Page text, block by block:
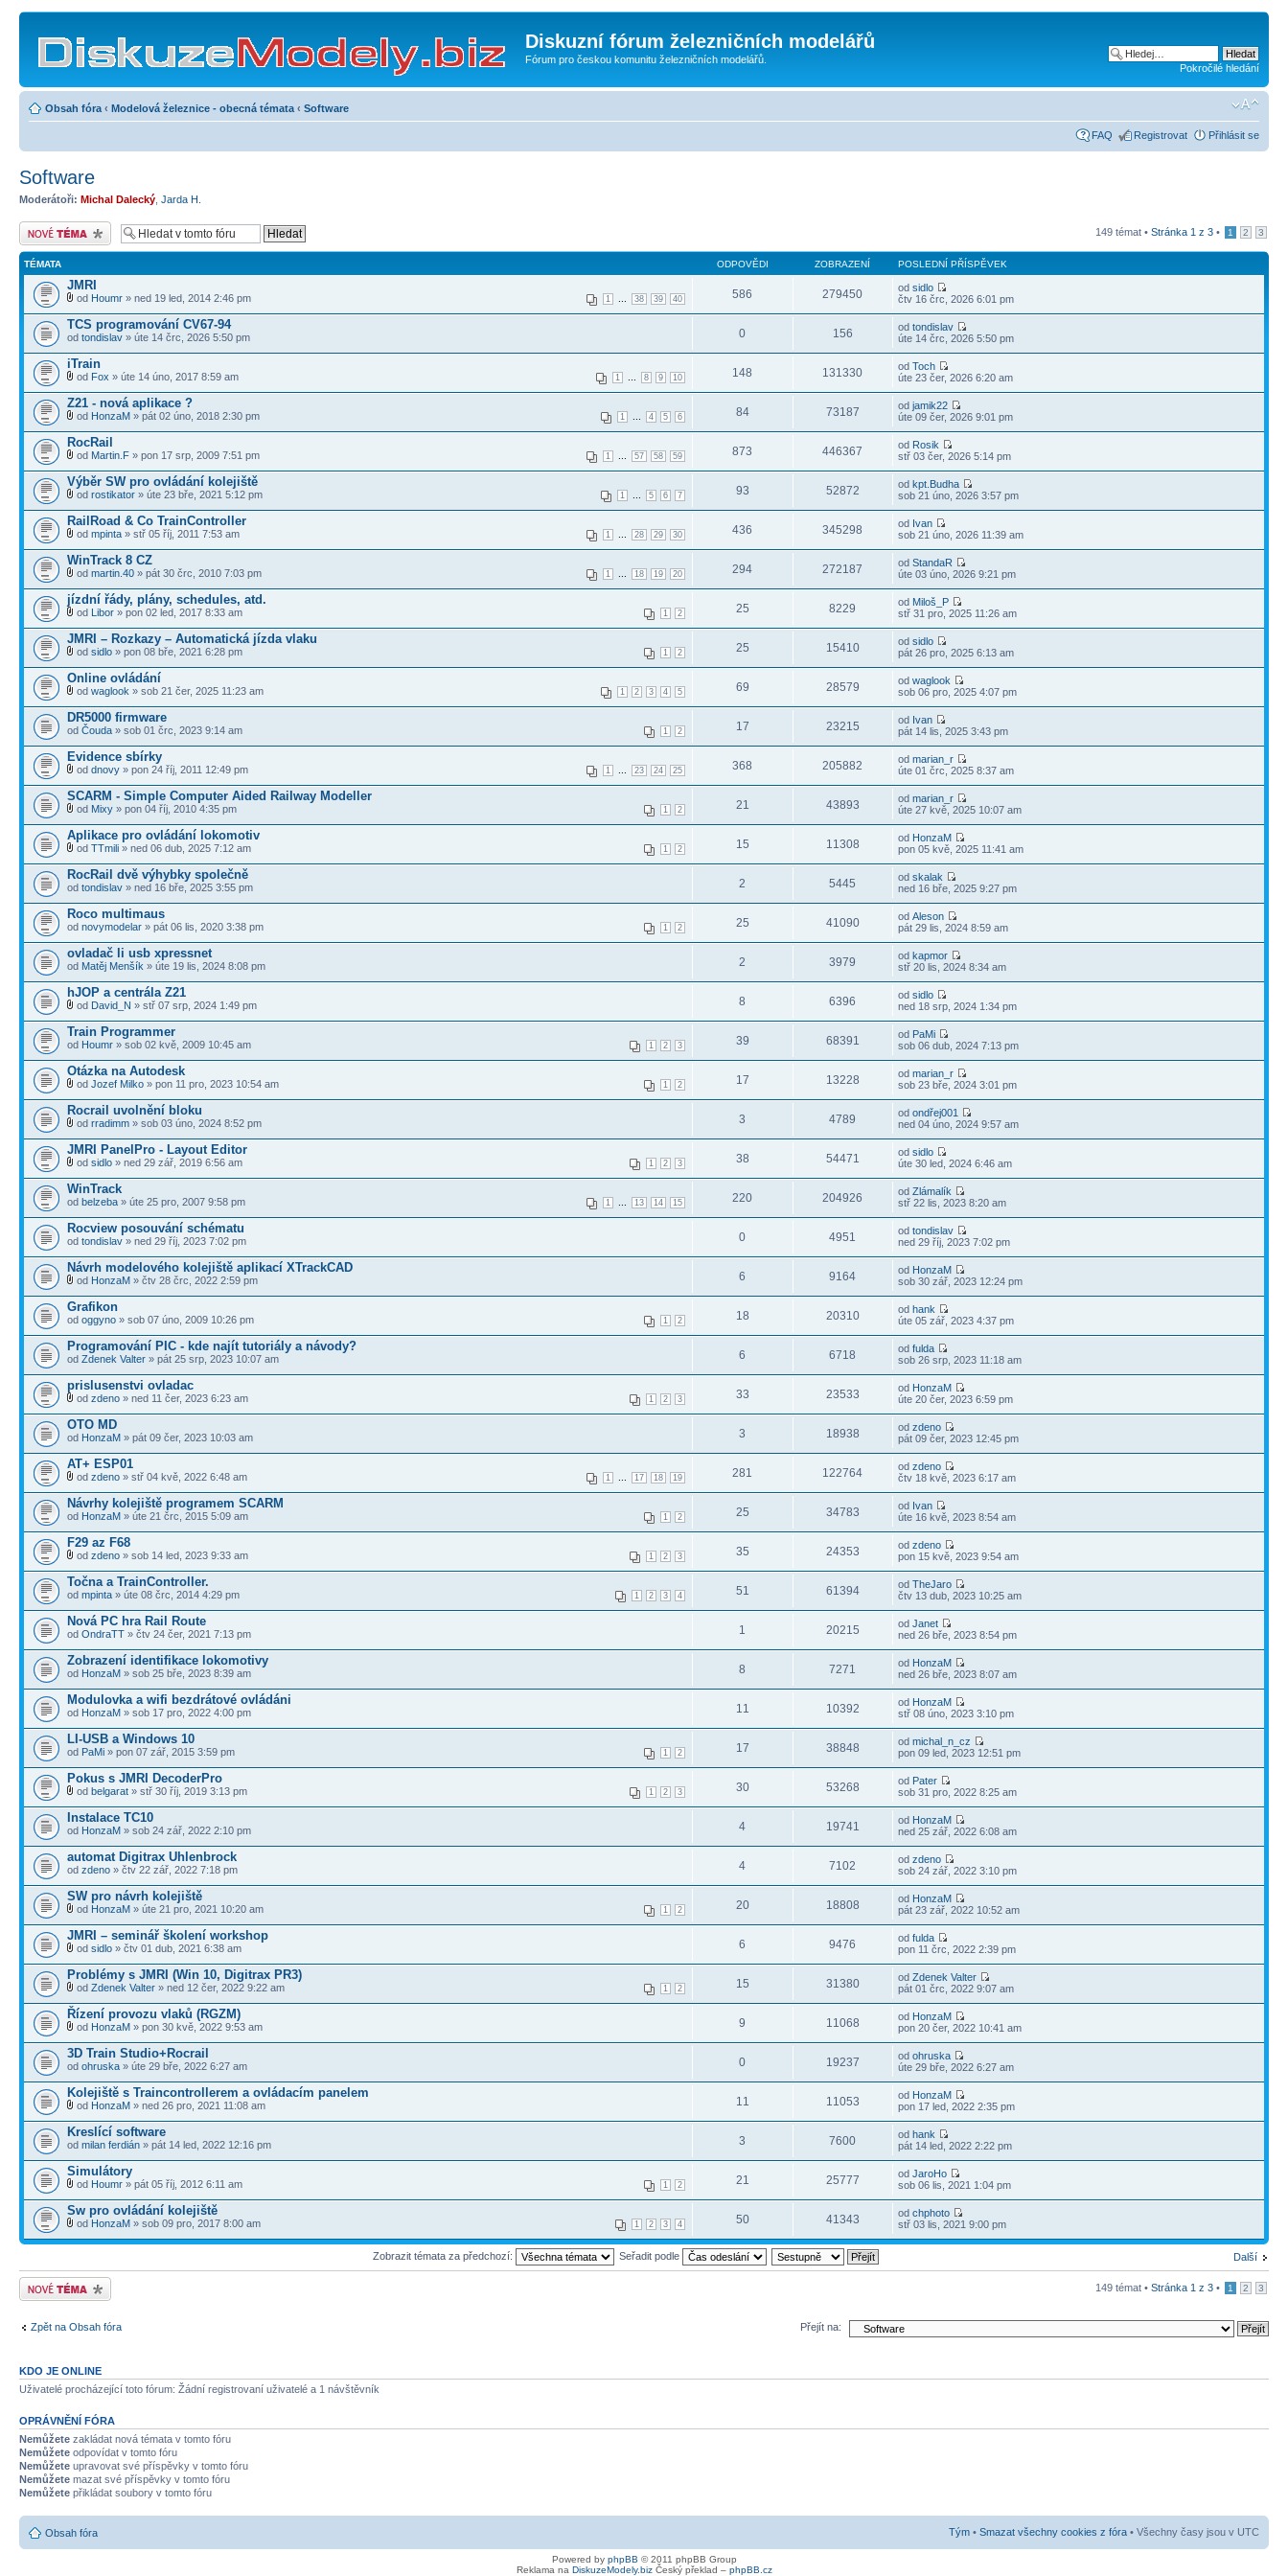
Diskuzní fórum železničních modelářů
Fórum pro českou komunitu železničních modelářů.
Pokročilé hledání
Obsah fóra ‹ Modelová železnice - obecná témata ‹ Software
FAQ Registrovat Přihlásit se
Software
Moderátoři: Michal Dalecký Jarda H.
Odeslat nové téma 149 témat • Stránka 1 z 3 • 1 2 3
TÉMATA ODPOVĚDI ZOBRAZENÍ POSLEDNÍ PŘÍSPĚVEK
JMRI
1 38 39 40
od Houmr » ned 19 led, 2014 2:46 pm 586 279450 odsidlo
čtv 16 črc, 2026 6:01 pm
TCS programování CV67-94
od tondislav » úte 14 črc, 2026 5:50 pm 0 156 odtondislav
úte 14 črc, 2026 5:50 pm
iTrain
1 8 9 10
od Fox » úte 14 úno, 2017 8:59 am 148 131330 odToch
úte 23 čer, 2026 6:20 am
Z21 - nová aplikace ?
1 4 5 6
od HonzaM » pát 02 úno, 2018 2:30 pm 84 73187 odjamik22
úte 09 čer, 2026 9:01 pm
RocRail
1 57 58 59
od Martin.F » pon 17 srp, 2009 7:51 pm 873 446367 od Rosik
stř 03 čer, 2026 5:14 pm
Výběr SW pro ovládání kolejiště
1 5 6 7
od rostikator » úte 23 bře, 2021 5:12 pm 93 52872 odkpt.Budha
sob 21 úno, 2026 3:57 pm
RailRoad & Co TrainController
1 28 29 30
od mpinta » stř 05 říj, 2011 7:53 am 436 345298 od Ivan
sob 21 úno, 2026 11:39 am
WinTrack 8 CZ
1 18 19 20
od martin.40 » pát 30 črc, 2010 7:03 pm 294 272187 odStandaR
úte 03 úno, 2026 9:21 pm
jízdní řády, plány, schedules, atd.
1 2
od Libor » pon 02 led, 2017 8:33 am 25 8229 od Miloš_P
stř 31 pro, 2025 11:26 am
JMRI – Rozkazy – Automatická jízda vlaku
1 2
od sidlo » pon 08 bře, 2021 6:28 pm 25 15410 odsidlo
pát 26 pro, 2025 6:13 am
Online ovládání
1 2 3 4 5
od waglook » sob 21 čer, 2025 11:23 am 69 28579 odwaglook
sob 06 pro, 2025 4:07 pm
DR5000 firmware
1 2
od Čouda » sob 01 črc, 2023 9:14 am 17 23215 od Ivan
pát 14 lis, 2025 3:43 pm
Evidence sbírky
1 23 24 25
od dnovy » pon 24 říj, 2011 12:49 pm 368 205882 odmarian_r
úte 01 črc, 2025 8:37 am
SCARM - Simple Computer Aided Railway Modeller
1 2
od Mixy » pon 04 říj, 2010 4:35 pm 21 43893 odmarian_r
úte 27 kvě, 2025 10:07 am
Aplikace pro ovládání lokomotiv
1 2
od TTmili » ned 06 dub, 2025 7:12 am 15 11308 od HonzaM
pon 05 kvě, 2025 11:41 am
RocRail dvě výhybky společně
od tondislav » ned 16 bře, 2025 3:55 pm 2 5445 odskalak
ned 16 bře, 2025 9:27 pm
Roco multimaus
1 2
od novymodelar » pát 06 lis, 2020 3:38 pm 25 41090 odAleson
pát 29 lis, 2024 8:59 am
ovladač li usb xpressnet
od Matěj Menšík » úte 19 lis, 2024 8:08 pm 2 3979 odkapmor
stř 20 lis, 2024 8:34 am
hJOP a centrála Z21
od David_N » stř 07 srp, 2024 1:49 pm 8 6396 odsidlo
ned 18 srp, 2024 1:34 pm
Train Programmer
1 2 3
od Houmr » sob 02 kvě, 2009 10:45 am 39 68391 od PaMi
sob 06 dub, 2024 7:13 pm
Otázka na Autodesk
1 2
od Jozef Milko » pon 11 pro, 2023 10:54 am 17 13228 odmarian_r
sob 23 bře, 2024 3:01 pm
Rocrail uvolnění bloku
od rradimm » sob 03 úno, 2024 8:52 pm 3 4789 odondřej001
ned 04 úno, 2024 9:57 am
JMRI PanelPro - Layout Editor
1 2 3
od sidlo » ned 29 zář, 2019 6:56 am 38 54471 odsidlo
úte 30 led, 2024 6:46 am
WinTrack
1 13 14 15
od belzeba » úte 25 pro, 2007 9:58 pm 220 204926 odZlámalík
stř 22 lis, 2023 8:20 am
Rocview posouvání schématu
od tondislav » ned 29 říj, 2023 7:02 pm 0 4951 odtondislav
ned 29 říj, 2023 7:02 pm
Návrh modelového kolejiště aplikací XTrackCAD
od HonzaM » čtv 28 črc, 2022 2:59 pm 6 9164 od HonzaM
sob 30 zář, 2023 12:24 pm
Grafikon
1 2
od oggyno » sob 07 úno, 2009 10:26 pm 18 20310 odhank
úte 05 zář, 2023 4:37 pm
Programování PIC - kde najít tutoriály a návody?
od Zdenek Valter » pát 25 srp, 2023 10:07 am 6 6718 odfulda
sob 26 srp, 2023 11:18 am
prislusenstvi ovladac
1 2 3
od zdeno » ned 11 čer, 2023 6:23 am 33 23533 od HonzaM
úte 20 čer, 2023 6:59 pm
OTO MD
od HonzaM » pát 09 čer, 2023 10:03 am 3 18938 odzdeno
pát 09 čer, 2023 12:45 pm
AT+ ESP01
1 17 18 19
od zdeno » stř 04 kvě, 2022 6:48 am 281 122764 odzdeno
čtv 18 kvě, 2023 6:17 am
Návrhy kolejiště programem SCARM
1 2
od HonzaM » úte 21 črc, 2015 5:09 am 25 34783 od Ivan
úte 16 kvě, 2023 8:54 am
F29 az F68
1 2 3
od zdeno » sob 14 led, 2023 9:33 am 35 24353 odzdeno
pon 15 kvě, 2023 9:54 am
Točna a TrainController.
1 2 3 4
od mpinta » úte 08 črc, 2014 4:29 pm 51 61394 odTheJaro
čtv 13 dub, 2023 10:25 am
Nová PC hra Rail Route
od OndraTT » čtv 24 čer, 2021 7:13 pm 1 20215 odJanet
ned 26 bře, 2023 8:54 pm
Zobrazení identifikace lokomotivy
od HonzaM » sob 25 bře, 2023 8:39 am 8 7271 od HonzaM
ned 26 bře, 2023 8:07 am
Modulovka a wifi bezdrátové ovládáni
od HonzaM » sob 17 pro, 2022 4:00 pm 11 10392 od HonzaM
stř 08 úno, 2023 3:10 pm
LI-USB a Windows 10
1 2
od PaMi » pon 07 zář, 2015 3:59 pm 17 38848 odmichal_n_cz
pon 09 led, 2023 12:51 pm
Pokus s JMRI DecoderPro
1 2 3
od belgarat » stř 30 říj, 2019 3:13 pm 30 53268 od Pater
sob 31 pro, 2022 8:25 am
Instalace TC10
od HonzaM » sob 24 zář, 2022 2:10 pm 4 19741 od HonzaM
ned 25 zář, 2022 6:08 am
automat Digitrax Uhlenbrock
od zdeno » čtv 22 zář, 2022 7:18 pm 4 7102 odzdeno
sob 24 zář, 2022 3:10 pm
SW pro návrh kolejiště
1 2
od HonzaM » úte 21 pro, 2021 10:20 am 20 18808 od HonzaM
pát 23 zář, 2022 10:52 am
JMRI – seminář školení workshop
od sidlo » čtv 01 dub, 2021 6:38 am 6 9476 odfulda
pon 11 črc, 2022 2:39 pm
Problémy s JMRI (Win 10, Digitrax PR3)
1 2
od Zdenek Valter » ned 12 čer, 2022 9:22 am 15 31380 odZdenek Valter
pát 01 črc, 2022 9:07 am
Řízení provozu vlaků (RGZM)
od HonzaM » pon 30 kvě, 2022 9:53 am 9 11068 od HonzaM
pon 20 čer, 2022 10:41 am
3D Train Studio+Rocrail
od ohruska » úte 29 bře, 2022 6:27 am 0 19237 odohruska
úte 29 bře, 2022 6:27 am
Kolejiště s Traincontrollerem a ovládacím panelem
od HonzaM » ned 26 pro, 2021 11:08 am 11 11053 od HonzaM
pon 17 led, 2022 2:35 pm
Kreslící software
od milan ferdián » pát 14 led, 2022 12:16 pm 3 7600 odhank
pát 14 led, 2022 2:22 pm
Simulátory
1 2
od Houmr » pát 05 říj, 2012 6:11 am 21 25777 odJaroHo
sob 06 lis, 2021 1:04 pm
Sw pro ovládání kolejiště
1 2 3 4
od HonzaM » sob 09 pro, 2017 8:00 am 50 41343 odchphoto
stř 03 lis, 2021 9:00 pm
Další
Zobrazit témata za předchozí: Seřadit podle
Odeslat nové téma 149 témat • Stránka 1 z 3 • 1 2 3
Zpět na Obsah fóra Přejít na:
KDO JE ONLINE
Uživatelé procházející toto fórum: Žádní registrovaní uživatelé a 1 návštěvník
OPRÁVNĚNÍ FÓRA
Nemůžete zakládat nová témata v tomto fóru
Nemůžete odpovídat v tomto fóru
Nemůžete upravovat své příspěvky v tomto fóru
Nemůžete mazat své příspěvky v tomto fóru
Nemůžete přikládat soubory v tomto fóru
Obsah fóra Tým • Smazat všechny cookies z fóra • Všechny časy jsou v UTC
Powered by phpBB © 2011 phpBB Group
Reklama na DiskuzeModely.bizČeský překlad – phpBB.cz